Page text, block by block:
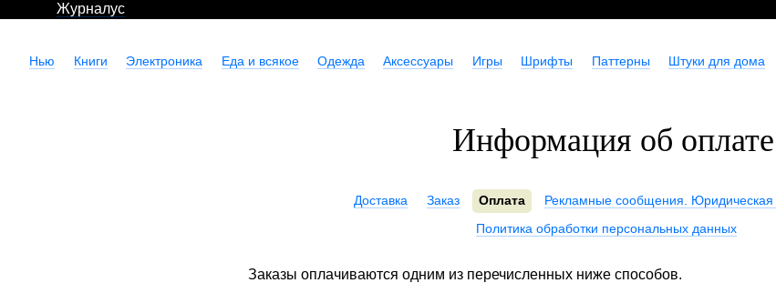
Журналус
Нью Книги Электроника Еда и всякое Одежда Аксессуары Игры Шрифты Паттерны Штуки для дома
Информация об оплате
Доставка Заказ Оплата
Рекламные сообщения.
Политика обработки персональных данных
Заказы оплачиваются одним из перечисленных ниже способов.